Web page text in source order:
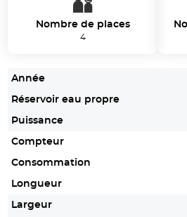
Nombre de places
4
Année
Réservoir eau propre
Puissance
Compteur
Consommation
Longueur
Largeur